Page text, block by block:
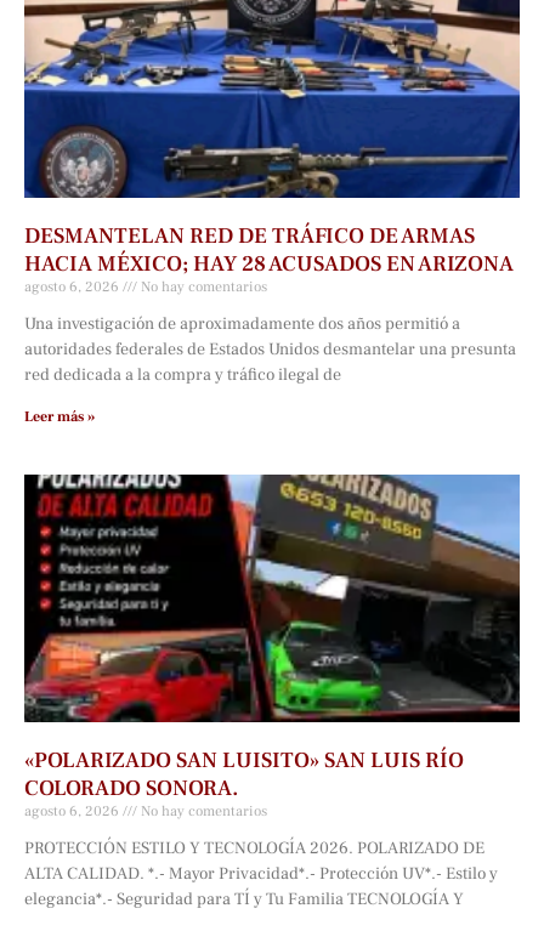
DESMANTELAN RED DE TRÁFICO DE ARMAS
HACIA MÉXICO; HAY 28 ACUSADOS EN ARIZONA
agosto 6, 2026 No hay comentarios
Una investigación de aproximadamente dos años permitió a
autoridades federales de Estados Unidos desmantelar una presunta
red dedicada a la compra y tráfico ilegal de
Leer más »
«POLARIZADO SAN LUISITO» SAN LUIS RÍO
COLORADO SONORA.
agosto 6, 2026 No hay comentarios
PROTECCIÓN ESTILO Y TECNOLOGÍA 2026. POLARIZADO DE
ALTA CALIDAD. *.- Mayor Privacidad*.- Protección UV*.- Estilo y
elegancia*.- Seguridad para TÍ y Tu Familia TECNOLOGÍA Y